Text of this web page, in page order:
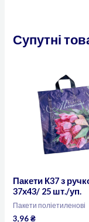
Супутні
Пакети К37 з
37х43/ 25 шт./уп.
Пакети поліетиленові
3,96₴